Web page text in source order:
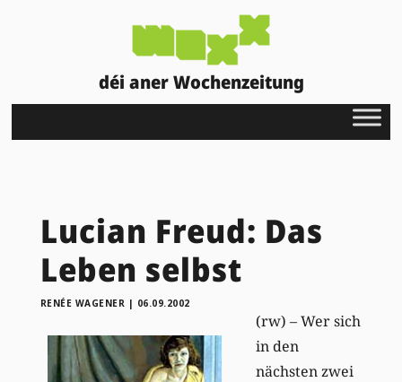
déi aner Wochenzeitung
Lucian Freud: Das
Leben selbst
RENÉE WAGENER | 06.09.2002
(rw) – Wer sich
in den
nächsten zwei